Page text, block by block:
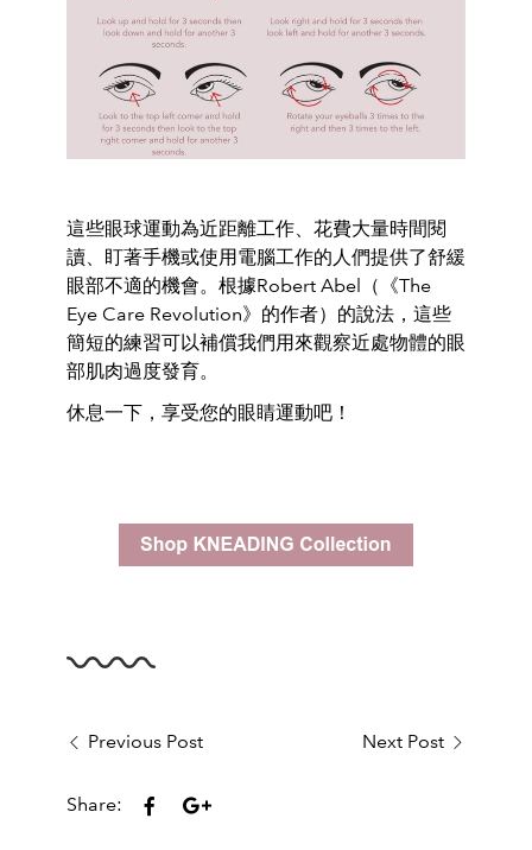
這些眼球運動為近距離工作、花費大量時間閱
讀、盯著手機或使用電腦工作的人們提供了舒緩
眼部不適的機會。根據Robert Abel （《The
Eye Care Revolution》的作者）的說法，這些
簡短的練習可以補償我們用來觀察近處物體的眼
部肌肉過度發育。
休息一下，享受您的眼睛運動吧！
Previous Post Next Post
Share: